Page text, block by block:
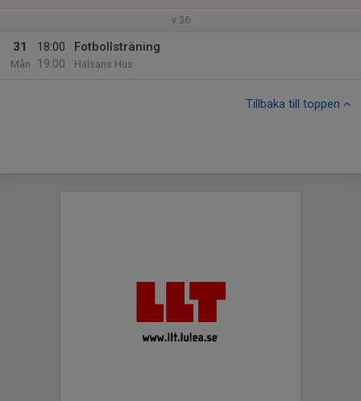
v.36
31
Mån
18:00
19:00
Fotbollsträning
Hälsans Hus
Tillbaka till toppen